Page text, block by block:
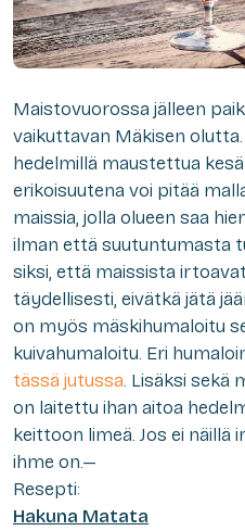
Maistovuorossa jälleen
vaikuttavan Mäkisen
hedelmillä maustettua
erikoisuutena voi pitää
maissia, jolla olueen saa
ilman että suutuntumasta
siksi, että maissista
täydellisesti, eivätkä jätä
on myös mäskihumaloitu
kuivahumaloitu. Eri
tässä jutussa. Lisäksi sekä
on laitettu ihan aitoa
keittoon limeä. Jos ei
ihme on.—
Resepti:
Hakuna Matata